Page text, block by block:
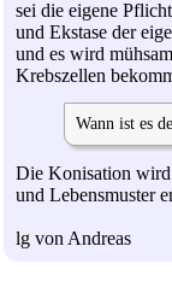
sei die eigene
und Ekstase der
und es wird
Krebszellen
Wann ist es
Die Konisation wird
und Lebensmuster
lg von Andreas